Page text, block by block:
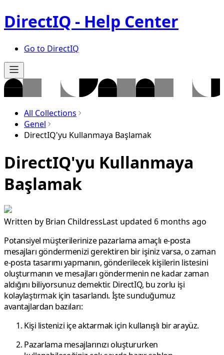
DirectIQ - Help Center
Go to DirectIQ
All Collections
Genel
DirectIQ'yu Kullanmaya Başlamak
DirectIQ'yu Kullanmaya
Başlamak
Written by Brian ChildressLast updated 6 months ago
Potansiyel müşterilerinize pazarlama amaçlı e-posta
mesajları göndermenizi gerektiren bir işiniz varsa, o zaman
e-posta tasarımı yapmanın, gönderilecek kişilerin listesini
oluşturmanın ve mesajları göndermenin ne kadar zaman
aldığını biliyorsunuz demektir. DirectIQ, bu zorlu işi
kolaylaştırmak için tasarlandı. İşte sunduğumuz
avantajlardan bazıları:
Kişi listenizi içe aktarmak için kullanışlı bir arayüz.
Pazarlama mesajlarınızı oluştururken